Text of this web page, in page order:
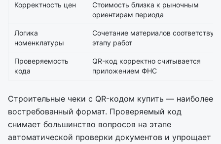
Корректность цен
Стоимость близка к рыночным
ориентирам периода
Логика
номенклатуры
Сочетание материалов соответствует
этапу работ
Проверяемость
кода
QR-код корректно считывается
приложением ФНС
Строительные чеки с QR-кодом купить — наиболее
востребованный формат. Проверяемый код
снимает большинство вопросов на этапе
автоматической проверки документов и упрощает